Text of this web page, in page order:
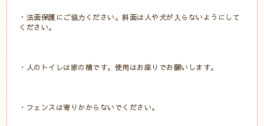
・法面保護にご協力ください。斜面は人や犬が入らないようにして
ください。
・人のトイレは家の横です。使用はお座りでお願いします。
・フェンスは寄りかからないでください。